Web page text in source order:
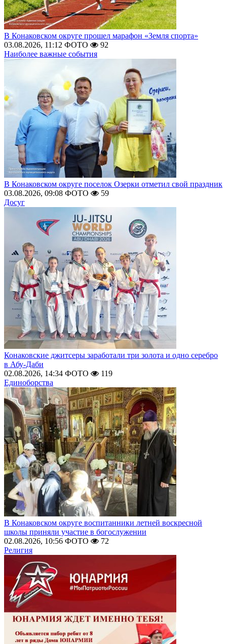
В Конаковском округе прошел марафон «Земля спорта»
03.08.2026, 11:12 ФОТО
92
Наиболее важные события
В Конаковском округе поселок Озерки отметил свой праздник
03.08.2026, 09:08 ФОТО
59
Досуг
Конаковские джитсеры заработали три золота и одно серебро
в Абу-Даби
02.08.2026, 14:34 ФОТО
119
Единоборства
В Конаковском округе воспитанники летней воскресной
школы приняли участие в богослужении
02.08.2026, 10:56 ФОТО
72
Религия